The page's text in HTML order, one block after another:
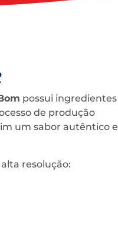
possui ingredientes
de produção
um sabor autêntico e
resolução: